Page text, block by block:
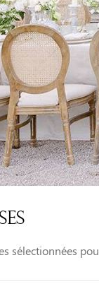
sélectionnées